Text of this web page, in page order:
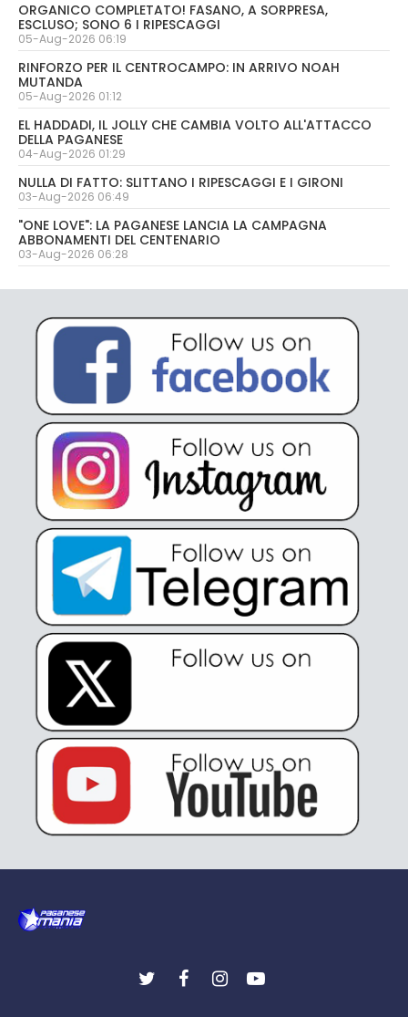
ORGANICO COMPLETATO! FASANO, A SORPRESA,
ESCLUSO; SONO 6 I RIPESCAGGI
05-Aug-2026 06:19
RINFORZO PER IL CENTROCAMPO: IN ARRIVO NOAH
MUTANDA
05-Aug-2026 01:12
EL HADDADI, IL JOLLY CHE CAMBIA VOLTO ALL'ATTACCO
DELLA PAGANESE
04-Aug-2026 01:29
NULLA DI FATTO: SLITTANO I RIPESCAGGI E I GIRONI
03-Aug-2026 06:49
"ONE LOVE": LA PAGANESE LANCIA LA CAMPAGNA
ABBONAMENTI DEL CENTENARIO
03-Aug-2026 06:28